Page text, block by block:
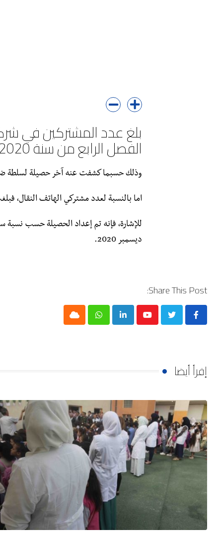
بلغ عدد المشتركين في
الفصل الرابع من سنة 2020 مجموع 4.78 مليون.
وذلك حسبما كشفت عنه آخر حصيلة لسلطة ضبط
اما بالنسبة لعدد مشتركي الهاتف النقال، فبلغت 45،55 مليون مشترك خلال نفس الفترة من
ديسمبر 2020.
Share This Post:
Youtube
LinkedIn
Whatsapp
Cloud
إقرأ أيضا